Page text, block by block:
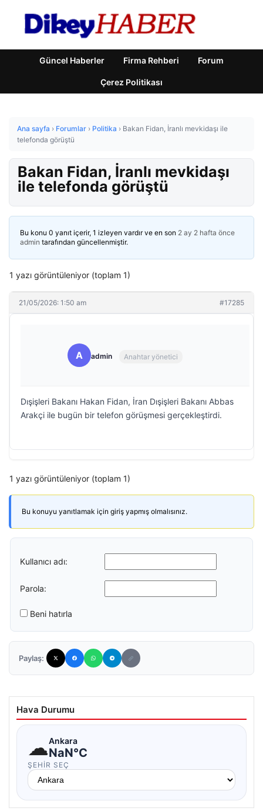
Güncel Haberler Firma Rehberi Forum
Çerez Politikası
Ana sayfa › Forumlar › Politika › Bakan Fidan, İranlı mevkidaşı ile
telefonda görüştü
Bakan Fidan, İranlı mevkidaşı
ile telefonda görüştü
Bu konu 0 yanıt içerir, 1 izleyen vardır ve en son 2 ay 2 hafta önce
admin tarafından güncellenmiştir.
1 yazı görüntüleniyor (toplam 1)
21/05/2026: 1:50 am #17285
A admin Anahtar yönetici
Dışişleri Bakanı Hakan Fidan, İran Dışişleri Bakanı Abbas
Arakçi ile bugün bir telefon görüşmesi gerçekleştirdi.
1 yazı görüntüleniyor (toplam 1)
Bu konuyu yanıtlamak için giriş yapmış olmalısınız.
Kullanıcı adı:
Parola:
Beni hatırla
Paylaş:
Hava Durumu
☁Ankara
NaN°C
ŞEHIR SEÇ